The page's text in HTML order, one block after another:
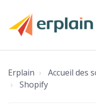
Erplain Accueil des
Shopify